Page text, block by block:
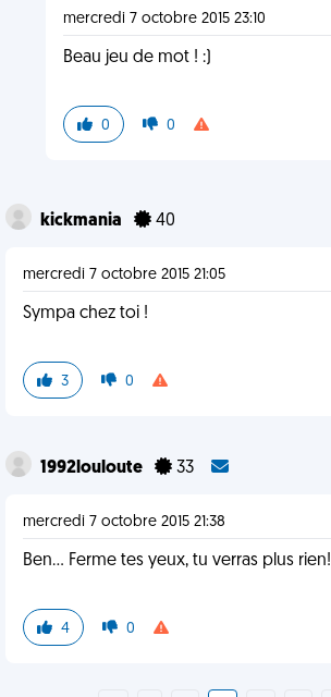
mercredi 7 octobre 2015 23:10
Beau jeu de mot ! :)
0 0
kickmania 40
mercredi 7 octobre 2015 21:05
Sympa chez toi !
3 0
1992louloute 33
mercredi 7 octobre 2015 21:38
Ben... Ferme tes yeux, tu verras plus rien!
4 0